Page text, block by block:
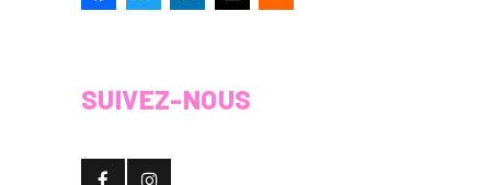
SUIVEZ-NOUS